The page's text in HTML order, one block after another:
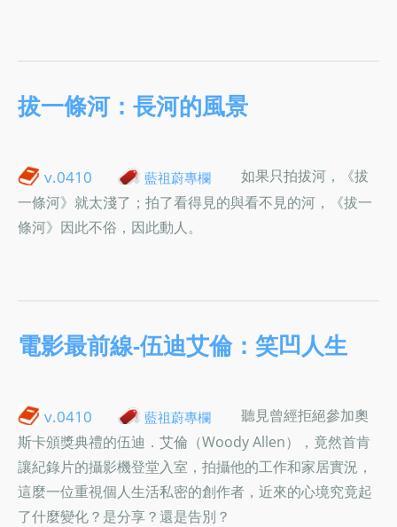
拔一條河：長河的風景
v.0410 藍祖蔚專欄
如果只拍拔河，《拔
一條河》就太淺了；拍了看得見的與看不見的河，《拔一
條河》因此不俗，因此動人。
電影最前線-伍迪艾倫：笑凹人生
v.0410 藍祖蔚專欄
聽見曾經拒絕參加奧
斯卡頒獎典禮的伍迪．艾倫（Woody Allen），竟然首肯
讓紀錄片的攝影機登堂入室，拍攝他的工作和家居實況，
這麼一位重視個人生活私密的創作者，近來的心境究竟起
了什麼變化？是分享？還是告別？